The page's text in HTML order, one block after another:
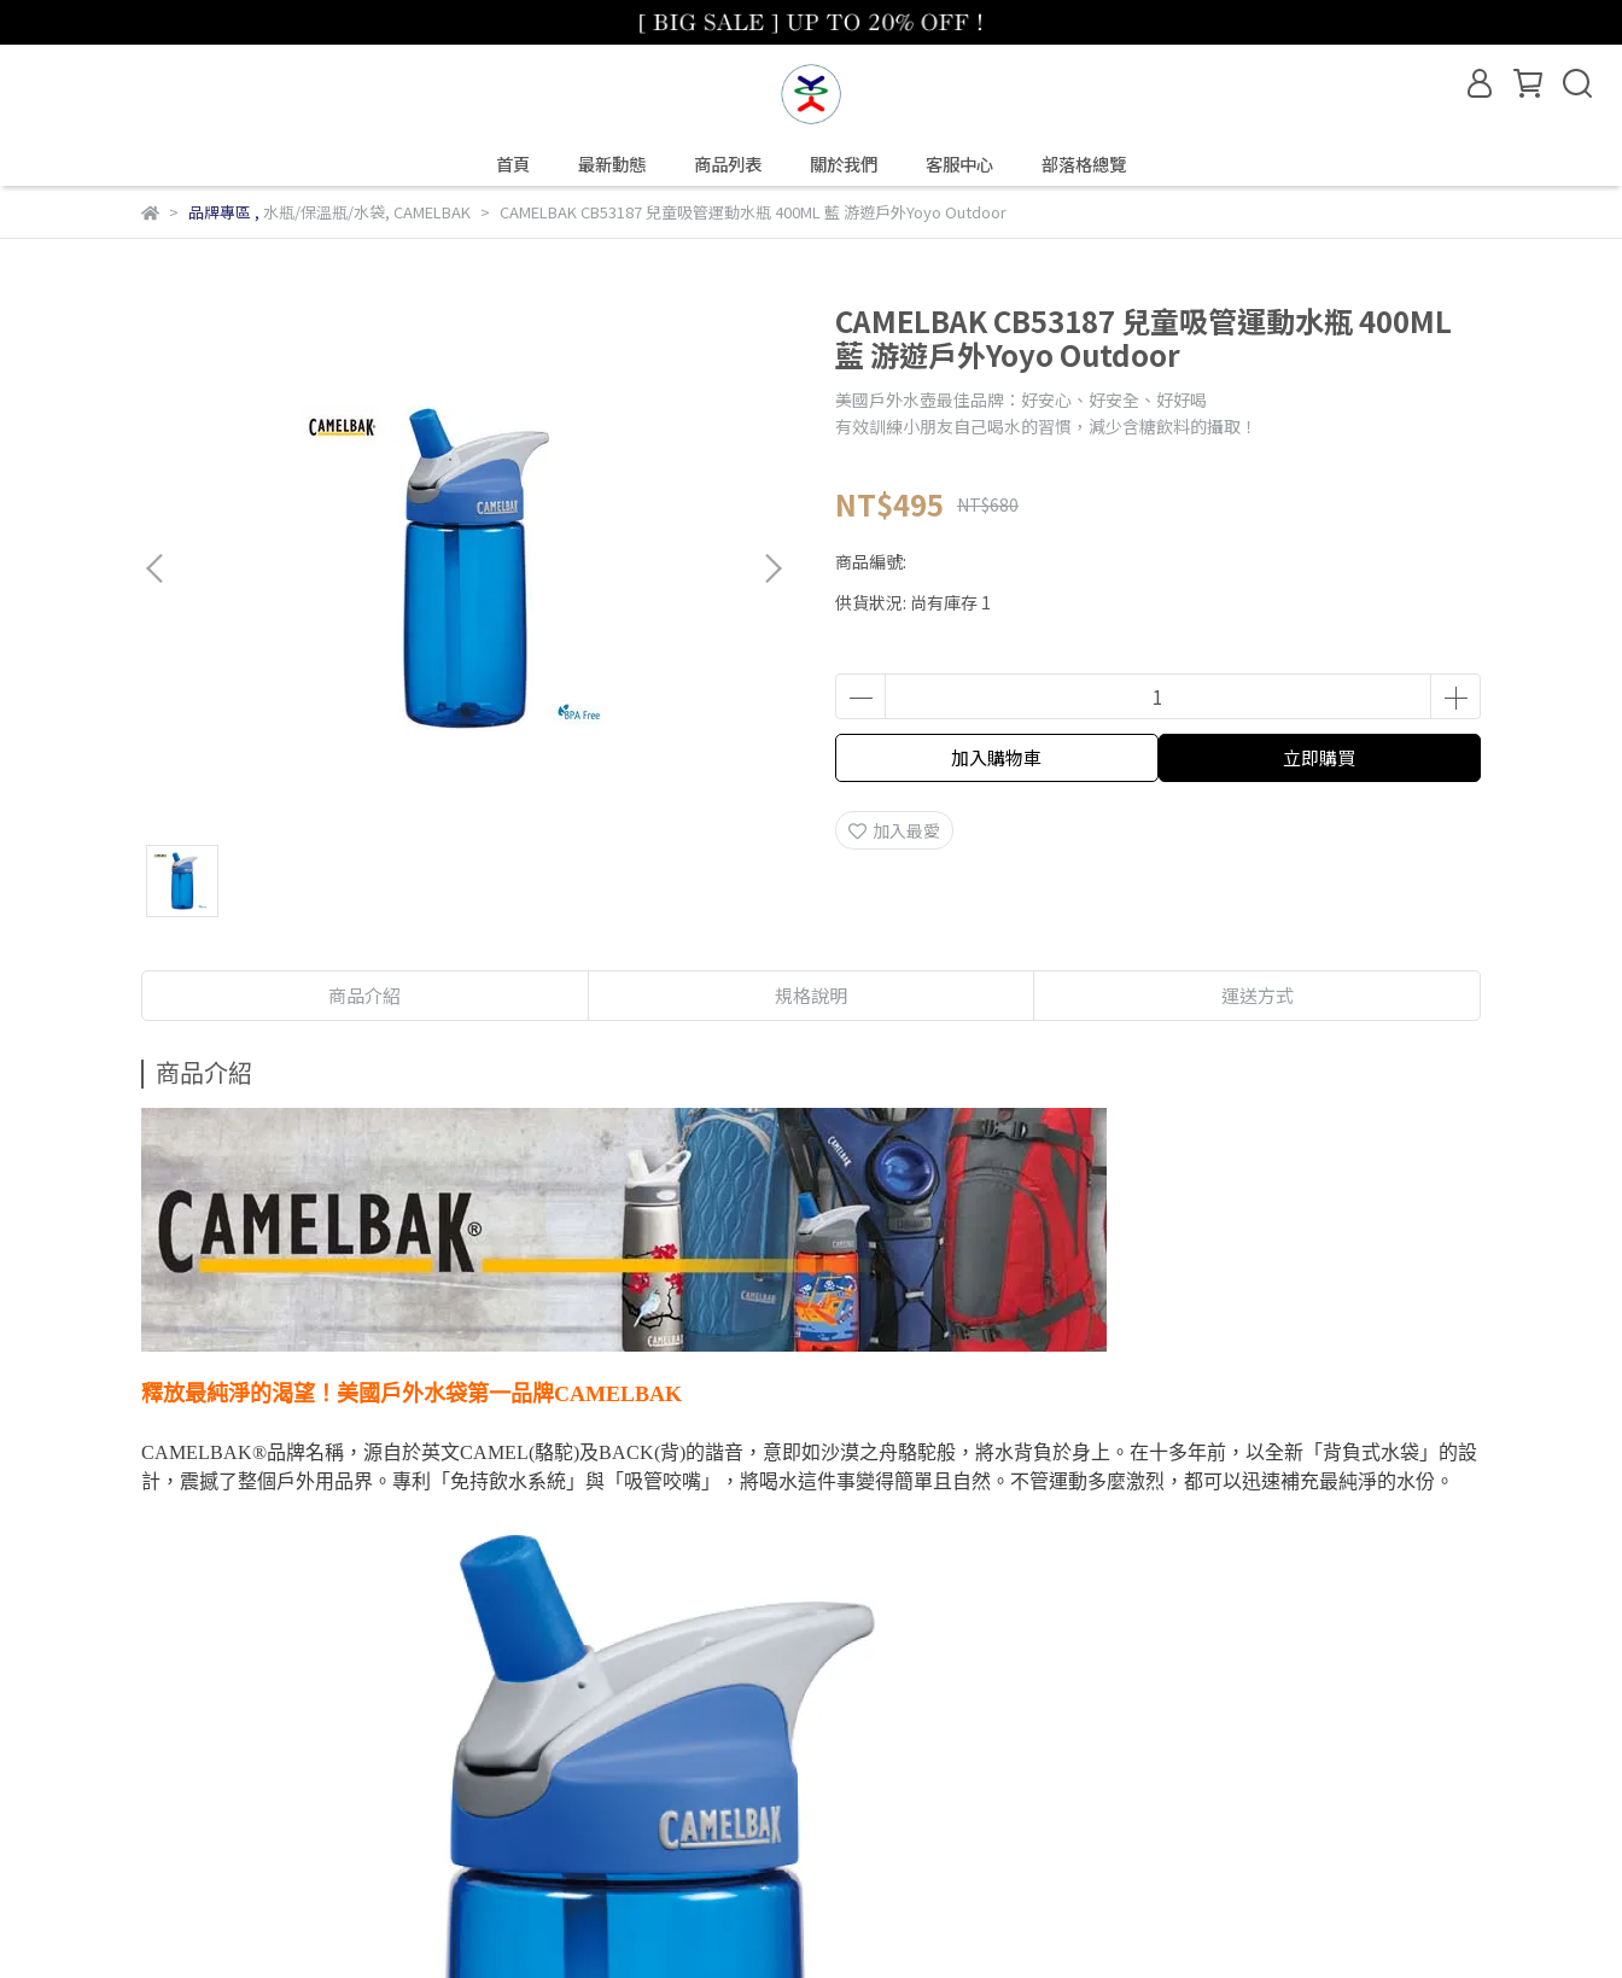
首頁 最新動態 商品列表 關於我們 客服中心 部落格總覽
品牌專區 , 水瓶/保溫瓶/水袋, CAMELBAK CAMELBAK CB53187 兒童吸管運動水瓶 400ML 藍 游遊戶外Yoyo Outdoor
CAMELBAK CB53187 兒童吸管運動水瓶 400ML
藍 游遊戶外Yoyo Outdoor
美國戶外水壺最佳品牌：好安心、好安全、好好喝
有效訓練小朋友自己喝水的習慣，減少含糖飲料的攝取！
NT$495 NT$680
商品編號:
供貨狀況: 尚有庫存 1
加入購物車 立即購買
加入最愛
商品介紹 規格說明 運送方式
商品介紹
釋放最純淨的渴望！美國戶外水袋第一品牌CAMELBAK
CAMELBAK®品牌名稱，源自於英文CAMEL(駱駝)及BACK(背)的諧音，意即如沙漠之舟駱駝般，將水背負於身上。在十多年前，以全新「背負式水袋」的設
計，震撼了整個戶外用品界。專利「免持飲水系統」與「吸管咬嘴」，將喝水這件事變得簡單且自然。不管運動多麼激烈，都可以迅速補充最純淨的水份。